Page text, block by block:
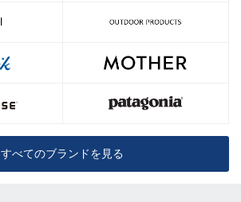
すべてのブランドを見る